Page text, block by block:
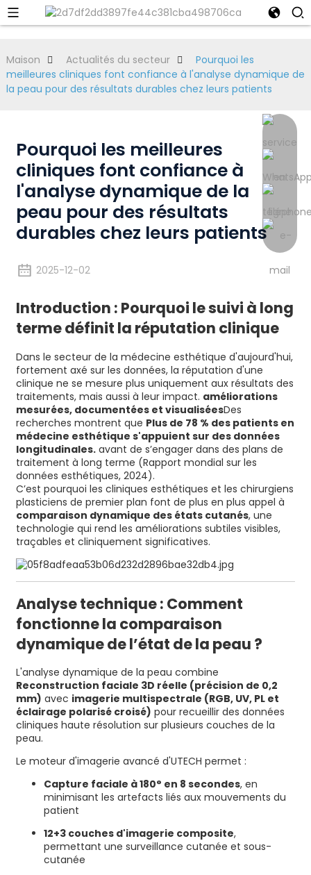
Maison Actualités du secteur
Pourquoi les
meilleures cliniques font confiance à l'analyse dynamique de
la peau pour des résultats durables chez leurs patients
Pourquoi les meilleures
cliniques font confiance à
l'analyse dynamique de la
peau pour des résultats
durables chez leurs patients
2025-12-02
Introduction : Pourquoi le suivi à long
terme définit la réputation clinique
Dans le secteur de la médecine esthétique d'aujourd'hui,
fortement axé sur les données, la réputation d'une
clinique ne se mesure plus uniquement aux résultats des
traitements, mais aussi à leur impact. améliorations
mesurées, documentées et visualiséesDes
recherches montrent que Plus de 78 % des patients en
médecine esthétique s'appuient sur des données
longitudinales.avant de s’engager dans des plans de
traitement à long terme (Rapport mondial sur les
données esthétiques, 2024).
C’est pourquoi les cliniques esthétiques et les chirurgiens
plasticiens de premier plan font de plus en plus appel à
comparaison dynamique des états cutanés, une
technologie qui rend les améliorations subtiles visibles,
traçables et cliniquement significatives.
Analyse technique : Comment
fonctionne la comparaison
dynamique de l’état de la peau ?
L'analyse dynamique de la peau combine
Reconstruction faciale 3D réelle (précision de 0,2
mm) avec imagerie multispectrale (RGB, UV, PL et
éclairage polarisé croisé) pour recueillir des données
cliniques haute résolution sur plusieurs couches de la
peau.
Le moteur d'imagerie avancé d'UTECH permet :
Capture faciale à 180° en 8 secondes, en
minimisant les artefacts liés aux mouvements du
patient
12+3 couches d'imagerie composite,
permettant une surveillance cutanée et sous-
cutanée